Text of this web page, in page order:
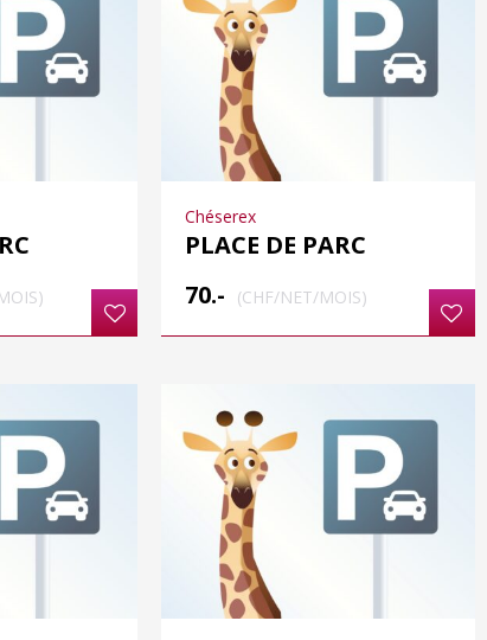
Chéserex
PLACE DE PARC
70.-
(CHF/NET/MOIS)